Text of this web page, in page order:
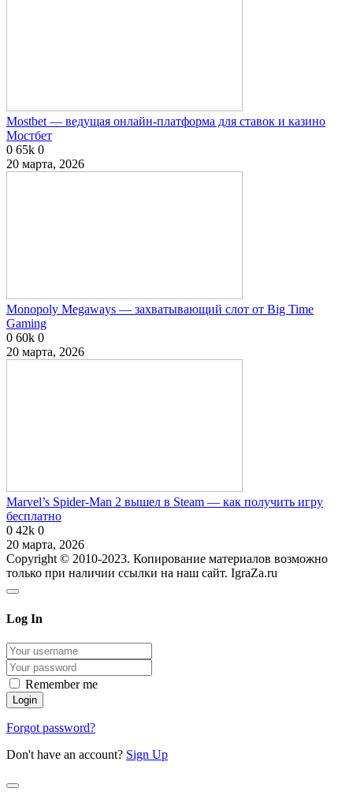
Mostbet — ведущая онлайн-платформа для ставок и казино
Мостбет
0 65k 0
20 марта, 2026
Monopoly Megaways — захватывающий слот от Big Time
Gaming
0 60k 0
20 марта, 2026
Marvel’s Spider-Man 2 вышел в Steam — как получить игру
бесплатно
0 42k 0
20 марта, 2026
Copyright © 2010-2023. Копирование материалов возможно
только при наличии ссылки на наш сайт. IgraZa.ru
Log In
Remember me
Forgot password?
Don't have an account? Sign Up